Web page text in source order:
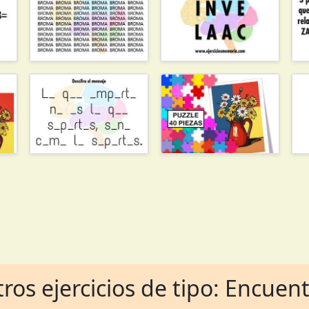
ejercicios de tipo: